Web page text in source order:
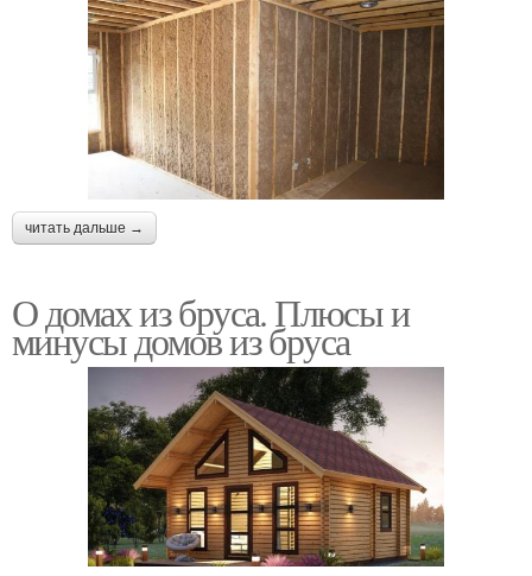
читать дальше →
О домах из бруса. Плюсы и
минусы домов из бруса